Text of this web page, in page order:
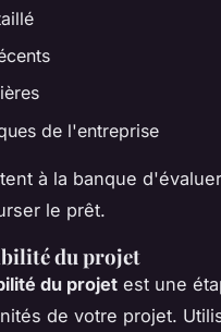
de l'entreprise
à la banque
le prêt.
du projet
du projet est une
de votre projet.